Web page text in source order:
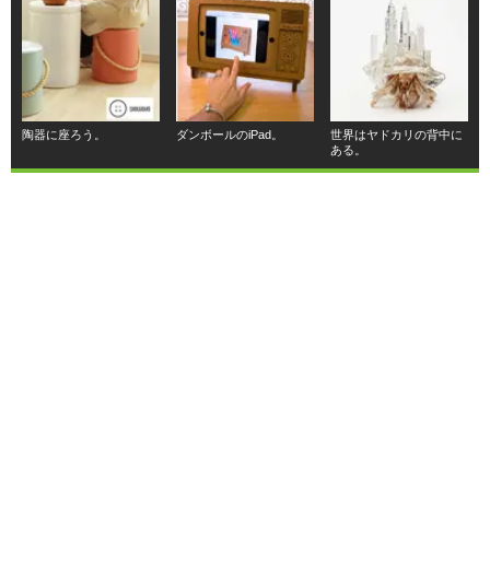
陶器に座ろう。 ダンボールのiPad。
世界はヤドカリの背中に
ある。